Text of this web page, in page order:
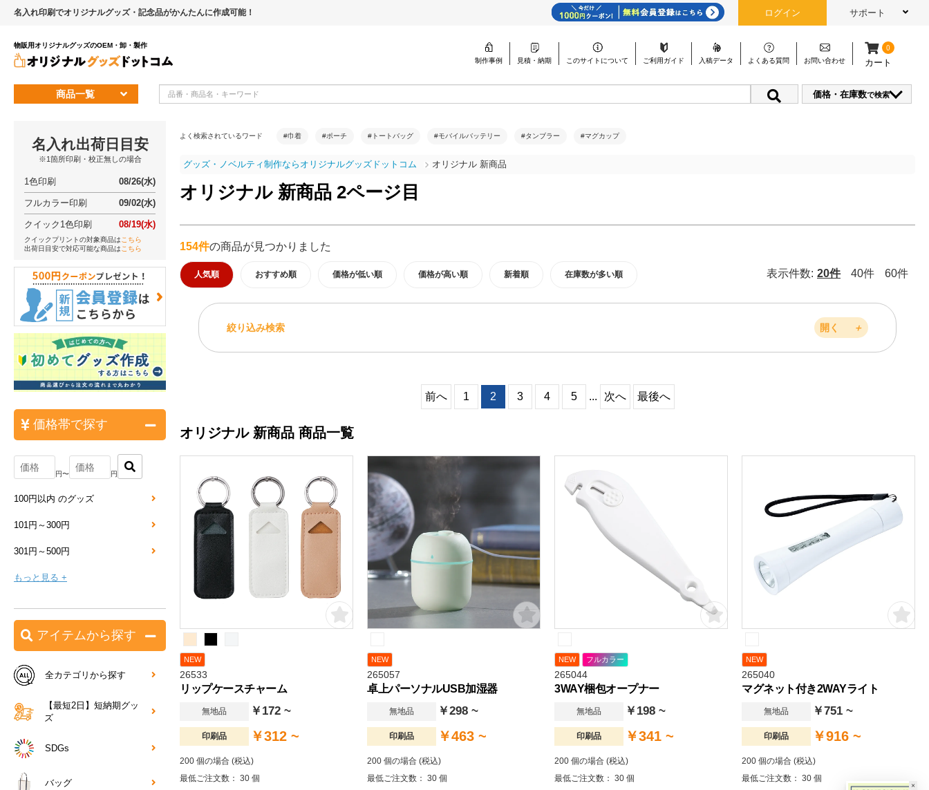
名入れ印刷でオリジナルグッズ・記念品がかんたんに作成可能！ ログイン サポート
物販用オリジナルグッズのOEM・卸・製作
制作事例
見積・納期 このサイトについて ご利用ガイド 入稿データ よくある質問 お問い合わせ
0
カート
商品一覧 価格・在庫数で検索
よく検索されているワード #巾着 #ポーチ #トートバッグ #モバイルバッテリー #タンブラー #マグカップ
グッズ・ノベルティ制作ならオリジナルグッズドットコム オリジナル 新商品
オリジナル 新商品 2ページ目
154件の商品が見つかりました
人気順 おすすめ順 価格が低い順 価格が高い順 新着順 在庫数が多い順 表示件数: 20件 40件 60件
絞り込み検索 開く ＋
前へ 1 2 3 4 5 ... 次へ 最後へ
オリジナル 新商品 商品一覧
NEW
26533
リップケースチャーム
無地品 ￥172 ~
印刷品 ￥312 ~
200 個の場合 (税込)
最低ご注文数： 30 個
NEW
265057
卓上パーソナルUSB加湿器
無地品 ￥298 ~
印刷品 ￥463 ~
200 個の場合 (税込)
最低ご注文数： 30 個
NEW フルカラー
265044
3WAY梱包オープナー
無地品 ￥198 ~
印刷品 ￥341 ~
200 個の場合 (税込)
最低ご注文数： 30 個
NEW
265040
マグネット付き2WAYライト
無地品 ￥751 ~
印刷品 ￥916 ~
200 個の場合 (税込)
最低ご注文数： 30 個
名入れ出荷日目安
※1箇所印刷・校正無しの場合
1色印刷 08/26(水)
フルカラー印刷 09/02(水)
クイック1色印刷 08/19(水)
クイックプリントの対象商品は こちら
出荷日目安で対応可能な商品は こちら
価格帯で探す
円〜 円
100円以内 のグッズ
101円～300円
301円～500円
もっと見る +
アイテムから探す
全カテゴリから探す
【最短2日】短納期グッ
ズ
SDGs
バッグ ×